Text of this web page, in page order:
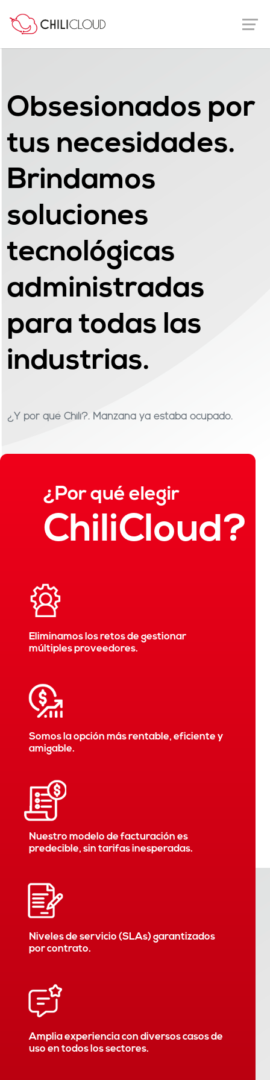
Obsesionados por
tus necesidades.
Brindamos
soluciones
tecnológicas
administradas
para todas las
industrias.
¿Y por qué Chili?. Manzana ya estaba ocupado.
¿Por qué elegir
ChiliCloud?
Eliminamos los retos de gestionar
múltiples proveedores.
Somos la opción más rentable, eficiente y
amigable.
Nuestro modelo de facturación es
predecible, sin tarifas inesperadas.
Niveles de servicio (SLAs) garantizados
por contrato.
Amplia experiencia con diversos casos de
uso en todos los sectores.